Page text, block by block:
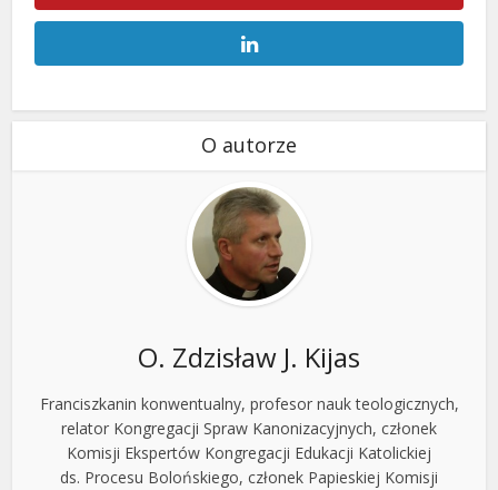
O autorze
O. Zdzisław J. Kijas
Franciszkanin konwentualny, profesor nauk teologicznych,
relator Kongregacji Spraw Kanonizacyjnych, członek
Komisji Ekspertów Kongregacji Edukacji Katolickiej
ds. Procesu Bolońskiego, członek Papieskiej Komisji